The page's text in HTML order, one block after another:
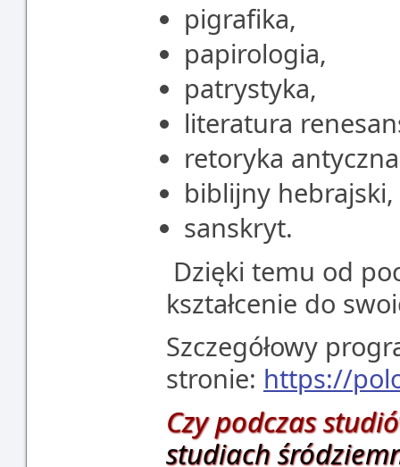
pigrafika,
papirologia,
patrystyka,
literatura
retoryka
biblijny hebrajski,
sanskryt.
Dzięki temu od
kształcenie do
Szczegółowy
stronie: https://
Czy podczas
studiach